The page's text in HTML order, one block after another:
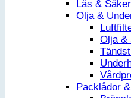
Lås &
Olja &
Olja &
Packlådor